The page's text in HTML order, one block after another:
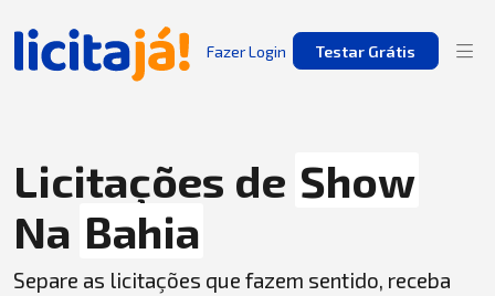
Fazer Login Testar Grátis
Licitações de Show
Na Bahia
Separe as licitações que fazem sentido, receba